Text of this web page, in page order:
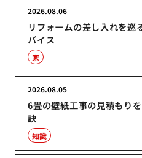
リフォームの差し入れを巡
バイス
2026.08.06
家
6畳の壁紙工事の見積もり
訣
2026.08.05
知識